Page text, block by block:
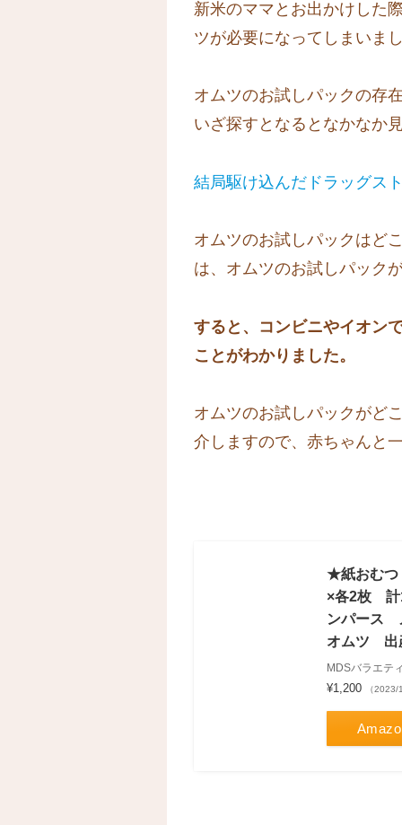
新米のママとお出かけした
ツが必要になってしまいまし
オムツのお試しパックの存
いざ探すとなるとなかなか
結局駆け込んだドラッグス
オムツのお試しパックはど
は、オムツのお試しパック
すると、コンビニやイオン
ことがわかりました。
オムツのお試しパックがど
介しますので、赤ちゃんと
★紙おむつ
×各2枚
ンパース
オムツ 出
MDSバラエテ
¥1,200 （